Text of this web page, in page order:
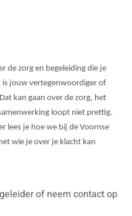
de zorg en begeleiding die je
jouw vertegenwoordiger of
kan gaan over de zorg, het
loopt niet prettig.
lees je hoe we bij de Voornse
wie je over je klacht kan
of neem contact op